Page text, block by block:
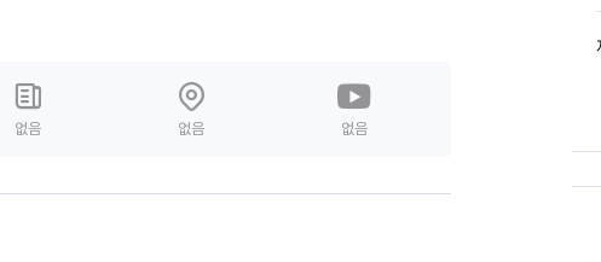
없음 없음 없음